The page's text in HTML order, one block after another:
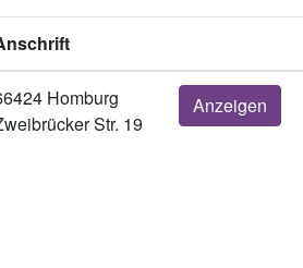
Homburg
Str. 19
Anzeigen